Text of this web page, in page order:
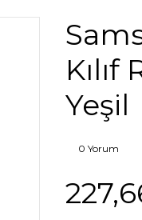
Yeşil
0 Yorum